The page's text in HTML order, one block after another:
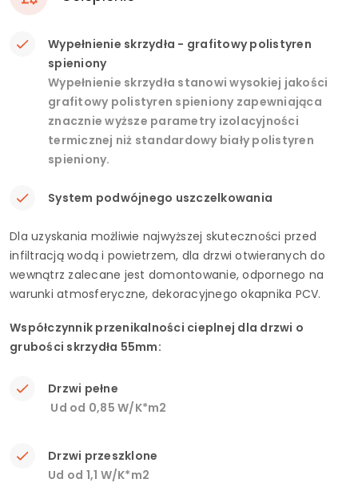
Wypełnienie skrzydła - grafitowy polistyren
spieniony
Wypełnienie skrzydła stanowi wysokiej jakości
grafitowy polistyren spieniony zapewniająca
znacznie wyższe parametry izolacyjności
termicznej niż standardowy biały polistyren
spieniony.
System podwójnego uszczelkowania
Dla uzyskania możliwie najwyższej skuteczności przed
infiltracją wodą i powietrzem, dla drzwi otwieranych do
wewnątrz zalecane jest domontowanie, odpornego na
warunki atmosferyczne, dekoracyjnego okapnika PCV.
Współczynnik przenikalności cieplnej dla drzwi o
grubości skrzydła 55mm:
Drzwi pełne
Ud od 0,85 W/K*m2
Drzwi przeszklone
Ud od 1,1 W/K*m2